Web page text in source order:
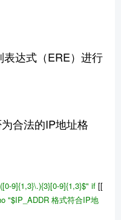
达式（ERE）进行
合法的IP地址格
9]{1,3}\.){3}[0-9]{1,3}$" if [[
"$IP_ADDR 格式符合IP地